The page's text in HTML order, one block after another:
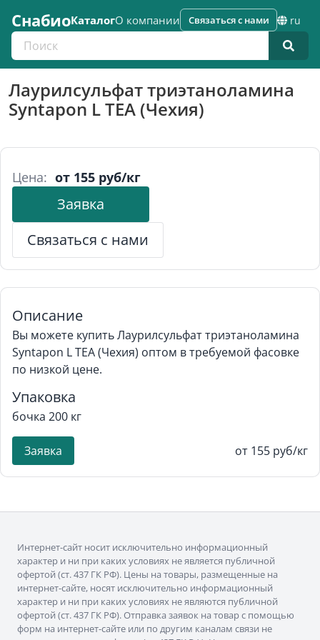
СнабиоКаталогО компании
Поиск по каталогу
Связаться с нами ru
Лаурилсульфат триэтаноламина
Syntapon L TEA (Чехия)
Цена: от 155 руб/кг
Заявка
Связаться с нами
Описание
Вы можете купить Лаурилсульфат триэтаноламина
Syntapon L TEA (Чехия) оптом в требуемой фасовке
по низкой цене.
Упаковка
бочка 200 кг
Заявка от 155 руб/кг
Интернет-сайт носит исключительно информационный
характер и ни при каких условиях не является публичной
офертой (ст. 437 ГК РФ). Цены на товары, размещенные на
интернет-сайте, носят исключительно информационный
характер и ни при каких условиях не являются публичной
офертой (ст. 437 ГК РФ). Отправка заявок на товар с помощью
форм на интернет-сайте или по другим каналам связи не